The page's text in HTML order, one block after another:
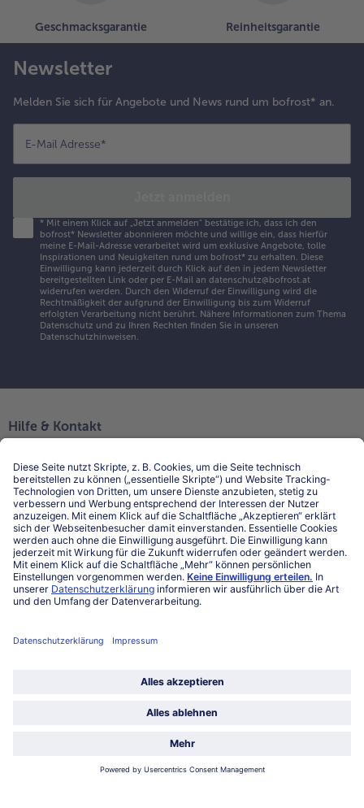
Geschmacksgarantie Reinheitsgarantie
Newsletter
Melden Sie sich für Angebote und News rund um bofrost* an.
E-Mail Adresse*
* Mit einem Klick auf „Jetzt anmelden" bestätige ich, dass ich den
bofrost* Newsletter abonnieren möchte und willige ein, dass hierfür
meine E-Mail-Adresse verarbeitet wird um exklusive Angebote, tolle
Inspirationen und Neuigkeiten rund um bofrost* zu erhalten. Diese
Einwilligung kann jederzeit durch Klick auf den in jedem Newsletter
bereitgestellten Link oder per E-Mail an datenschutz@bofrost.at
widerrufen werden. Durch den Widerruf der Einwilligung wird die
Rechtmäßigkeit der aufgrund der Einwilligung bis zum Widerruf
erfolgten Verarbeitung nicht berührt. Nähere Informationen zum Thema
Datenschutz und zu Ihren Rechten finden Sie in unseren
Datenschutzhinweisen.
Hilfe & Kontakt
Kontakt
FAQ
Service
Unternehmen